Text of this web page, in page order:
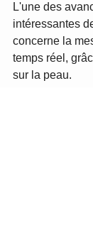
L'une des
intéressantes
concerne la
temps réel,
sur la peau.